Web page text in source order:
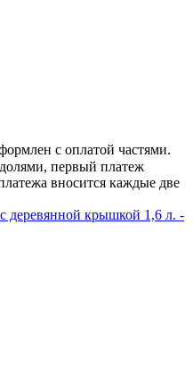
с оплатой частями.
первый платеж
вносится каждые две
деревянной крышкой 1,6 л. -